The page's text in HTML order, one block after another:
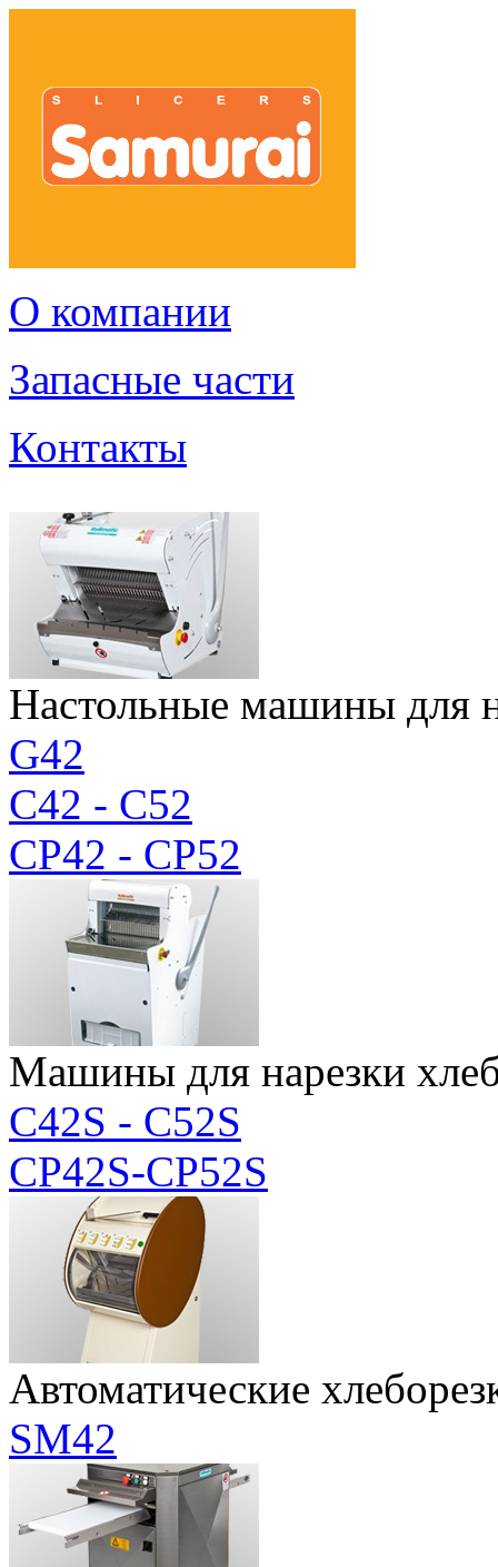
О компании
Запасные части
Контакты
Настольные машины для
G42
C42 - C52
CP42 - CP52
Машины для нарезки
C42S - C52S
CP42S-CP52S
Автоматические
SM42